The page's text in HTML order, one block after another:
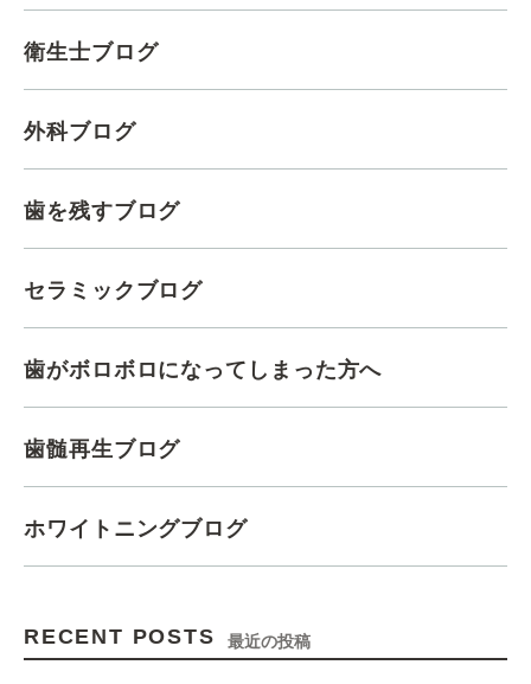
衛生士ブログ
外科ブログ
歯を残すブログ
セラミックブログ
歯がボロボロになってしまった方へ
歯髄再生ブログ
ホワイトニングブログ
RECENT POSTS 最近の投稿